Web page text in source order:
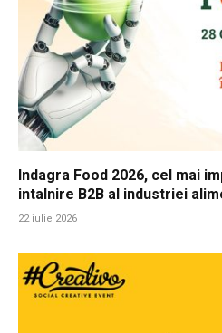
Indagra Food 2026, cel mai
intalnire B2B al industriei
22 iulie 2026